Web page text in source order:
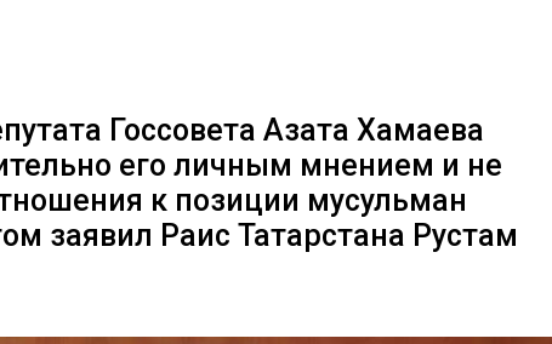
Госсовета Азата Хамаева
его личным мнением и не
к позиции мусульман
заявил Раис Татарстана Рустам